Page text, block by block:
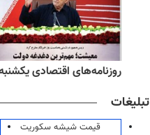
روزنامه‌های اقتصادی یکشنبه ۱۸ مرداد
تبلیغات
قیمت شیشه سکوریت